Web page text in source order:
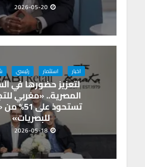
2026-05-20
اخبار استثمار رئيسي
لتعزيز حضورها في
المصرية.. «مغربي
تستحوذ على
للبصريات»
2026-05-18